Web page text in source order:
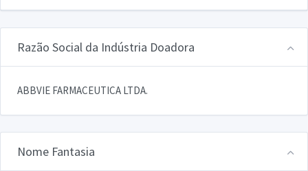
Razão Social da Indústria Doadora
ABBVIE FARMACEUTICA LTDA.
Nome Fantasia